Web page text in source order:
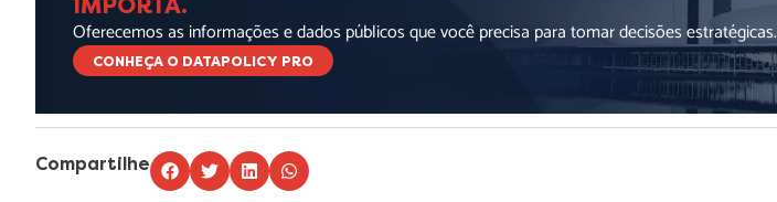
IMPORTA.
Oferecemos as informações e dados públicos que você precisa para tomar decisões estratégicas.
CONHEÇA O DATAPOLICY PRO
Compartilhe